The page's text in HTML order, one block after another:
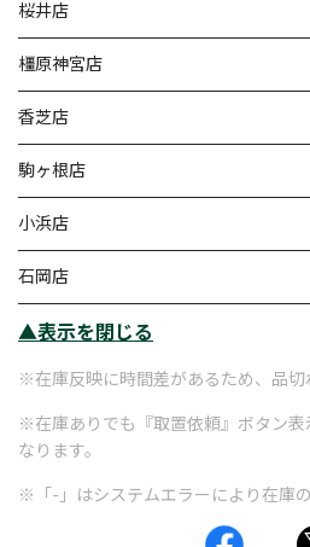
桜井店
橿原神宮店
香芝店
駒ヶ根店
小浜店
石岡店
▲表示を閉じる
※在庫反映に時間差があるため、品切
※在庫ありでも『取置依頼』ボタン
なります。
※「-」はシステムエラーにより在庫の